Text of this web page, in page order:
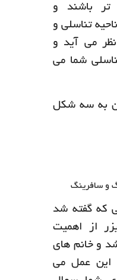
تر باشند و
تناسلی و
می آید و
شما می
به سه شکل
و سافرینگ
که گفته شد
از اهمیت
و خانم های
این عمل می